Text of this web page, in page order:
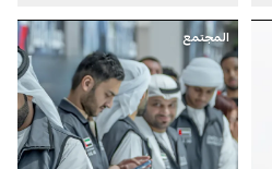
المجتمع